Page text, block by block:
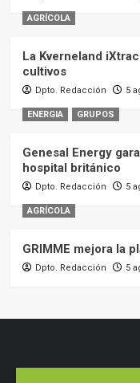
AGRÍCOLA
La Kverneland
cultivos
Dpto. Redacción 5
ENERGIA GRUPOS
Genesal Energy
hospital británico
Dpto. Redacción 5
AGRÍCOLA
GRIMME mejora la
Dpto. Redacción 5